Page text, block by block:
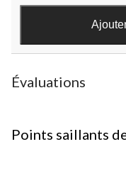
Évaluations
Points saillants